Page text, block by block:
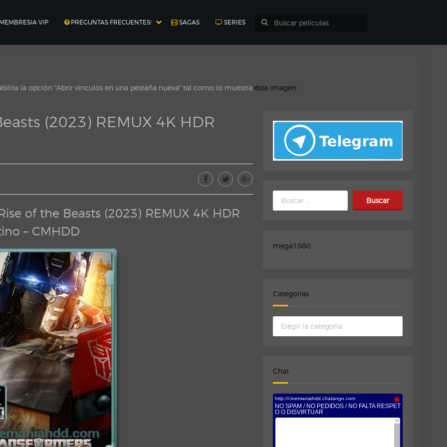
VIP PREGUNTAS FRECUENTES! SAGAS SERIES
la opción "Abrir vinculos en una pestaña nueva" tal como lo muestra ésta imagen.
(2023) REMUX 4K HDR
of the Beasts (2023) REMUX 4K HDR
– CMHDD
Buscar:
mega1080
Categorias
Categorias
Chat